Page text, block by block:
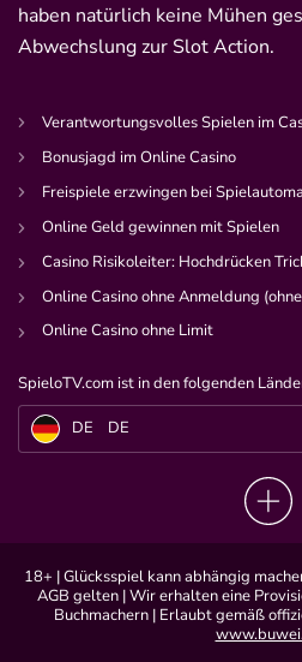
haben natürlich keine Mühen
Abwechslung zur Slot Action.
Verantwortungsvolles Spielen im
Bonusjagd im Online Casino
Freispiele erzwingen bei
Online Geld gewinnen mit Spielen
Casino Risikoleiter: Hochdrücken
Online Casino ohne Anmeldung
Online Casino ohne Limit
SpieloTV.com ist in den folgenden
DE
DE
18+ | Glücksspiel kann abhängig
AGB gelten | Wir erhalten eine
Buchmachern | Erlaubt gemäß